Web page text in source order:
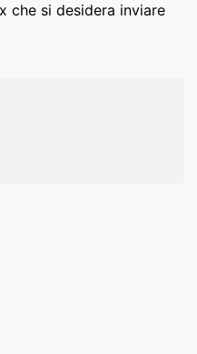
che si desidera inviare